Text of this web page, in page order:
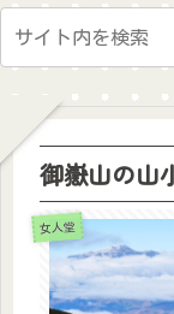
御嶽山の山
女人堂